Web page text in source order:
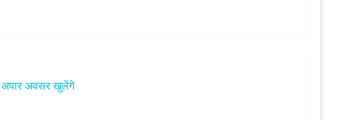
अपार अवसर खुलेंगे